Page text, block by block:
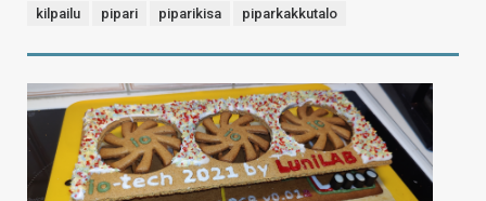
kilpailu pipari piparikisa piparkakkutalo